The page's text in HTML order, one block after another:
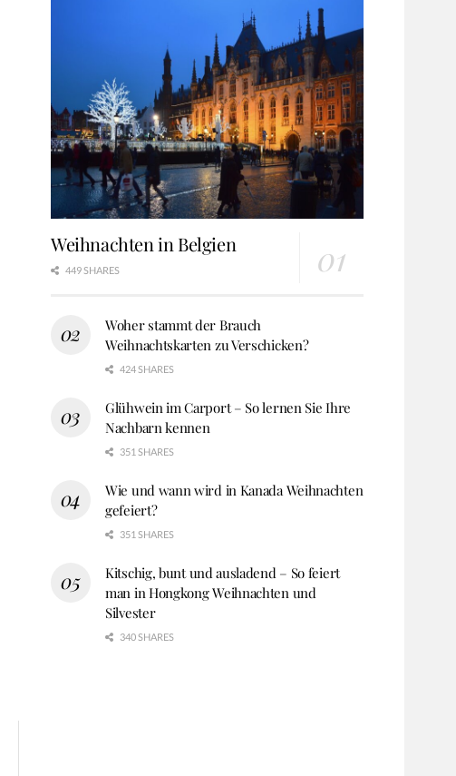
Weihnachten in Belgien
449 SHARES
Woher stammt der Brauch
Weihnachtskarten zu Verschicken?
424 SHARES
Glühwein im Carport – So lernen Sie Ihre
Nachbarn kennen
351 SHARES
Wie und wann wird in Kanada Weihnachten
gefeiert?
351 SHARES
Kitschig, bunt und ausladend – So feiert
man in Hongkong Weihnachten und
Silvester
340 SHARES